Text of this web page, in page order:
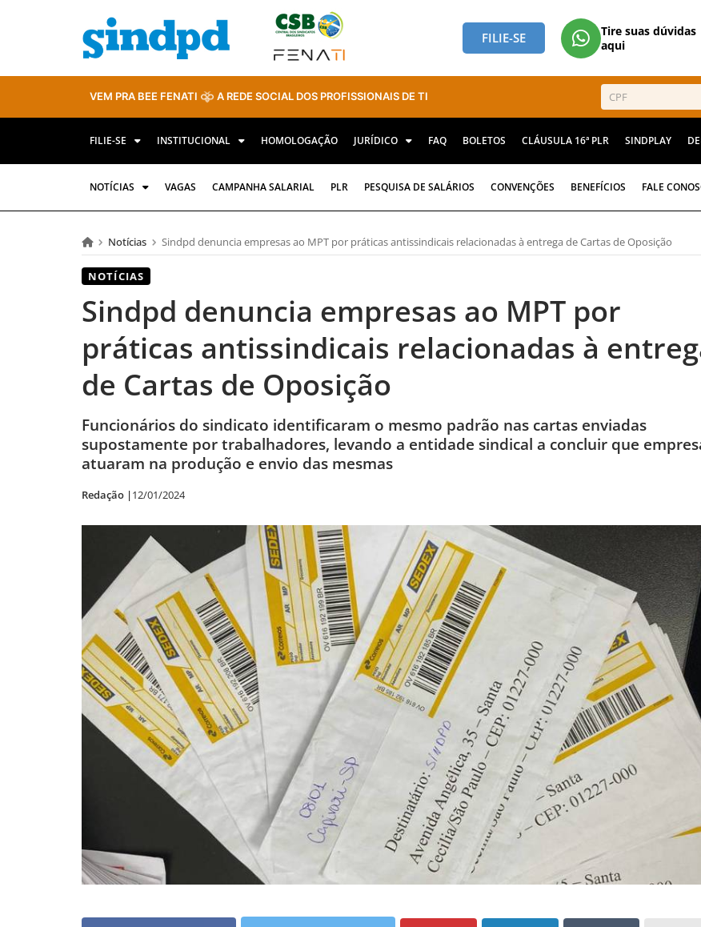
FILIE-SE
Tire suas dúvidas
aqui
VEM PRA BEE FENATI A REDE SOCIAL DOS PROFISSIONAIS DE TI
FILIE-SE INSTITUCIONAL HOMOLOGAÇÃO JURÍDICO FAQ BOLETOS CLÁUSULA 16ª PLR SINDPLAY
NOTÍCIAS VAGAS CAMPANHA SALARIAL PLR PESQUISA DE SALÁRIOS CONVENÇÕES BENEFÍCIOS FALE
Notícias Sindpd denuncia empresas ao MPT por práticas antissindicais relacionadas à entrega de Cartas de Oposição
NOTÍCIAS
Sindpd denuncia empresas ao MPT por
práticas antissindicais relacionadas à
de Cartas de Oposição
Funcionários do sindicato identificaram o mesmo padrão nas cartas enviadas
supostamente por trabalhadores, levando a entidade sindical a concluir que
atuaram na produção e envio das mesmas
Redação |12/01/2024